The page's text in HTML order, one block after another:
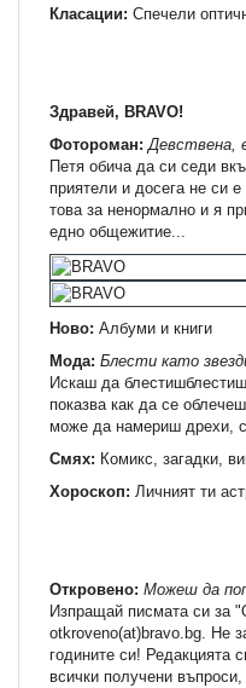
Класации: Спечели
Здравей, BRAVO!
Фотороман: Девствена,
Петя обича да си седи
приятели и досега не си
това за ненормално и я
едно общежитие...
Ново: Албуми и книги
Мода: Блести като
Искаш да
показва как да се
може да намериш дрехи,
Смях: Комикс, загадки,
Хороскоп: Личният ти
Откровено: Можеш да
Изпращай писмата си за
otkroveno(at)bravo.bg. Не
годините си! Редакцията
всички получени